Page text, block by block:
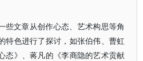
些文章从创作心态、艺术构思等角
特色进行了探讨，如张伯伟、曹虹
态》、蒋凡的《李商隐的艺术贡献